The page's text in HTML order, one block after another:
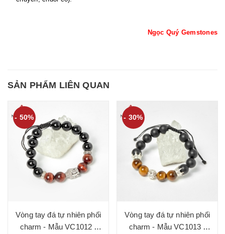
Ngọc Quý Gemstones
SẢN PHẨM LIÊN QUAN
- 50%
Vòng tay đá tự nhiên phối
charm - Mẫu VC1012 -
- 30%
Vòng tay đá tự nhiên phối
charm - Mẫu VC1013 -